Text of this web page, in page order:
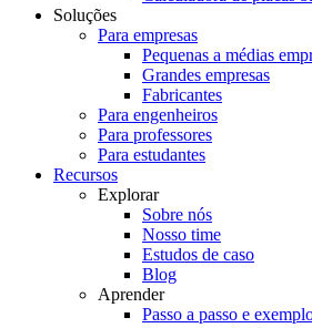
Soluções
Para empresas
Pequenas a médias
Grandes empresas
Fabricantes
Para engenheiros
Para professores
Para estudantes
Recursos
Explorar
Sobre nós
Nosso time
Estudos de caso
Blog
Aprender
Passo a passo e